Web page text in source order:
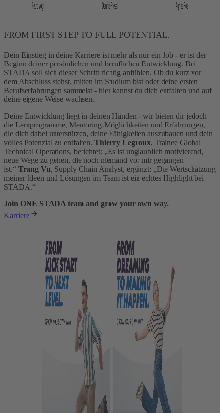
FROM FIRST STEP TO FULL POTENTIAL.
Dein Einstieg in deine Karriere ist mehr als nur ein Job - er ist der
Beginn deiner persönlichen und beruflichen Entwicklung. Bei
STADA soll sich dieser Schritt richtig anfühlen. Ob du kurz vor
dem Abschluss stehst, mitten im Studium bist oder deine ersten
Berufserfahrungen sammelst - hier kannst du dich entfalten und auf
deine eigene Weise wachsen.
Deine Entwicklung liegt in deinen Händen - wir bieten dir jedoch
die Lernprogramme, Mentoring-Möglichkeiten und Erfahrungen,
die dich dabei unterstützen, deine Fähigkeiten auszubauen und dein
volles Potenzial zu entfalten. Thierry Legroux, Trainee Global
Technical Operations, berichtet: „Es ist unglaublich motivierend,
neue Wege zu gehen, die noch niemand vor mir gegangen
ist.“ Trang Vu, Supply Chain Analyst, ergänzt: „Die Wertschätzung
meiner Ideen und Lösungen im Team ist ein echtes Highlight bei
STADA.“
Join ONE STADA team and grow your own way.
Karriere